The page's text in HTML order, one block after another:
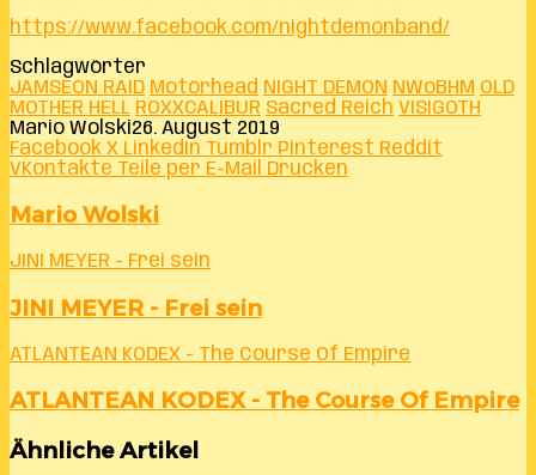
https://www.facebook.com/nightdemonband/
Schlagwörter
JAMSEON RAID Motörhead NIGHT DEMON NWoBHM OLD
MOTHER HELL ROXXCALIBUR Sacred Reich VISIGOTH
Mario Wolski26. August 2019
Facebook X LinkedIn Tumblr Pinterest Reddit
VKontakte Teile per E-Mail Drucken
Mario Wolski
JINI MEYER - Frei sein
JINI MEYER - Frei sein
ATLANTEAN KODEX - The Course Of Empire
ATLANTEAN KODEX - The Course Of Empire
Ähnliche Artikel